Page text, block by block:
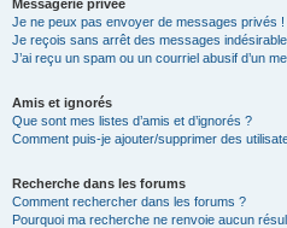
Messagerie privée
Je ne peux pas envoyer de messages privés !
Je reçois sans arrêt des messages
J’ai reçu un spam ou un courriel abusif d’un
Amis et ignorés
Que sont mes listes d’amis et d’ignorés ?
Comment puis-je ajouter/supprimer des
Recherche dans les forums
Comment rechercher dans les forums ?
Pourquoi ma recherche ne renvoie aucun